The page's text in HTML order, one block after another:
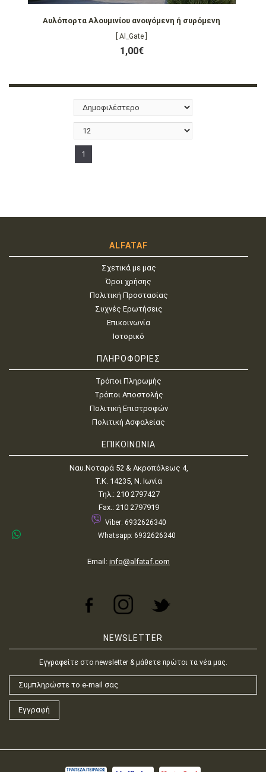
Αυλόπορτα Αλουμινίου ανοιγόμενη ή συρόμενη
[ Al_Gate ]
1,00€
1
ALFATAF
Σχετικά με μας
Όροι χρήσης
Πολιτική Προστασίας
Συχνές Ερωτήσεις
Επικοινωνία
Ιστορικό
ΠΛΗΡΟΦΟΡΙΕΣ
Τρόποι Πληρωμής
Τρόποι Αποστολής
Πολιτική Επιστροφών
Πολιτική Ασφαλείας
ΕΠΙΚΟΙΝΩΝΙΑ
Ναυ.Νοταρά 52 & Ακροπόλεως 4,
Τ.Κ. 14235, Ν. Ιωνία
Τηλ.: 210 2797427
Fax.: 210 2797919
Viber: 6932626340
Whatsapp: 6932626340
Email: info@alfataf.com
NEWSLETTER
Εγγραφείτε στο newsletter & μάθετε πρώτοι τα νέα μας.